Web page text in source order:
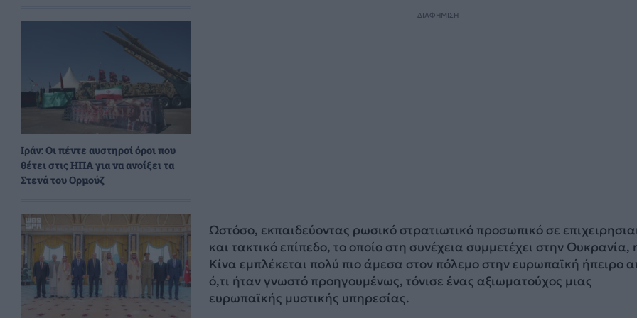
Ιράν: Οι πέντε αυστηροί όροι που
θέτει στις ΗΠΑ για να ανοίξει τα
Στενά του Ορμούζ
ΔΙΑΦΗΜΙΣΗ
Ωστόσο, εκπαιδεύοντας ρωσικό στρατιωτικό προσωπικό σε
και τακτικό επίπεδο, το οποίο στη συνέχεια συμμετέχει στην Ουκρανία,
Κίνα εμπλέκεται πολύ πιο άμεσα στον πόλεμο στην ευρωπαϊκή ήπειρο
ό,τι ήταν γνωστό προηγουμένως, τόνισε ένας αξιωματούχος μιας
ευρωπαϊκής μυστικής υπηρεσίας.